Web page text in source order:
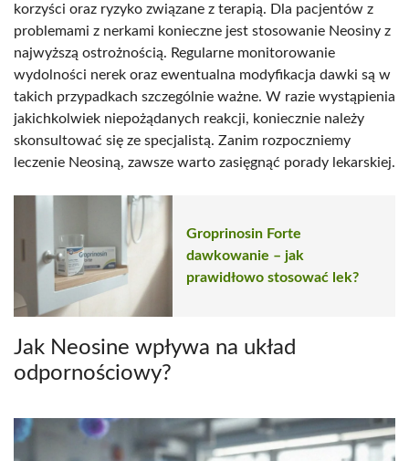
korzyści oraz ryzyko związane z terapią. Dla pacjentów z
problemami z nerkami konieczne jest stosowanie Neosiny z
najwyższą ostrożnością. Regularne monitorowanie
wydolności nerek oraz ewentualna modyfikacja dawki są w
takich przypadkach szczególnie ważne. W razie wystąpienia
jakichkolwiek niepożądanych reakcji, koniecznie należy
skonsultować się ze specjalistą. Zanim rozpoczniemy
leczenie Neosiną, zawsze warto zasięgnąć porady lekarskiej.
Groprinosin Forte
dawkowanie – jak
prawidłowo stosować lek?
Jak Neosine wpływa na układ
odpornościowy?